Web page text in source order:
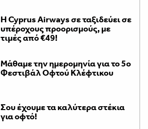
H Cyprus Airways σε ταξιδεύει σε
υπέροχους προορισμούς, με
τιμές από €49!
Μάθαμε την ημερομηνία για το 5ο
Φεστιβάλ Οφτού Κλέφτικου
Σου έχουμε τα καλύτερα στέκια
για οφτό!